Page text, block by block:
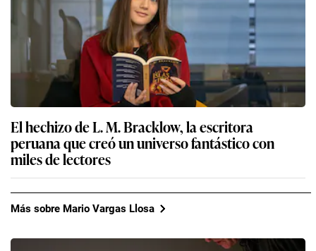
El hechizo de L. M. Bracklow, la escritora
peruana que creó un universo fantástico con
miles de lectores
Más sobre Mario Vargas Llosa